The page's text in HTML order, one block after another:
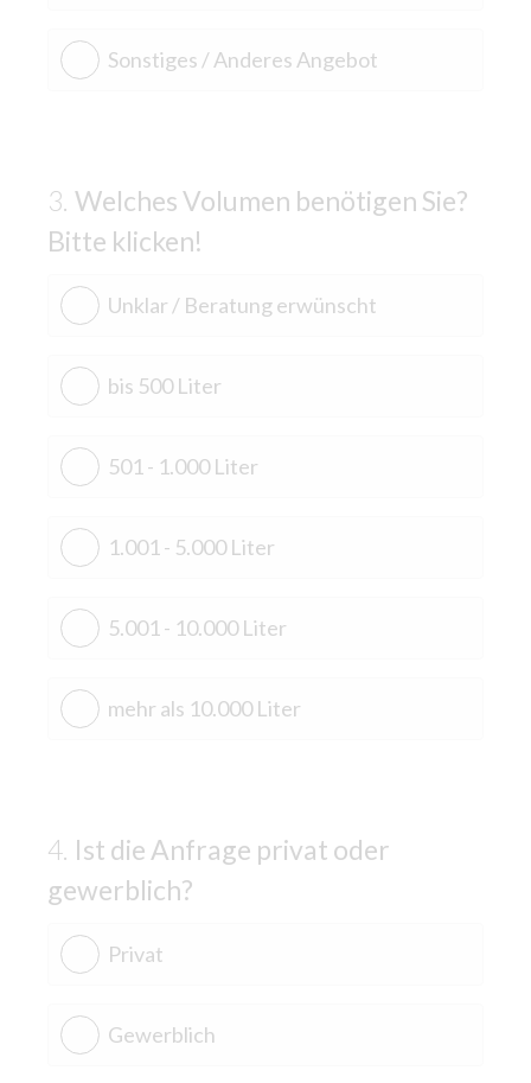
Sonstiges / Anderes Angebot
Welches Volumen benötigen Sie?
Bitte klicken!
Unklar / Beratung erwünscht
bis 500 Liter
501 - 1.000 Liter
1.001 - 5.000 Liter
5.001 - 10.000 Liter
mehr als 10.000 Liter
Ist die Anfrage privat oder
gewerblich?
Privat
Gewerblich